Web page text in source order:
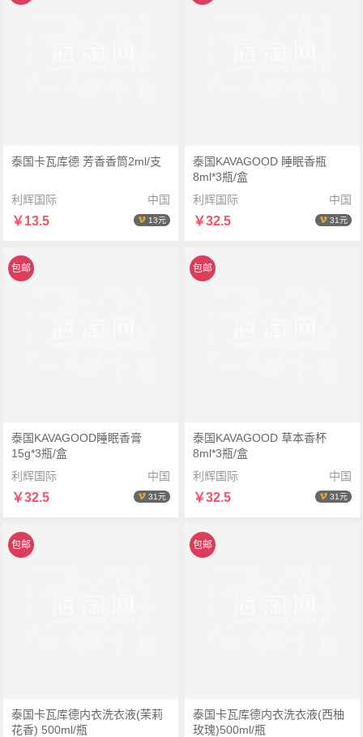
泰国卡瓦库德 芳香香筒2ml/支
利辉国际 中国
￥13.5 13元
泰国KAVAGOOD 睡眠香瓶
8ml*3瓶/盒
利辉国际
中国
￥32.5 31元
包邮
泰国KAVAGOOD睡眠香膏
15g*3瓶/盒
利辉国际
中国
￥32.5 31元
包邮
泰国KAVAGOOD 草本香杯
8ml*3瓶/盒
利辉国际
中国
￥32.5 31元
包邮
泰国卡瓦库德内衣洗衣液(茉莉
花香) 500ml/瓶
包邮
泰国卡瓦库德内衣洗衣液(西柚
玫瑰)500ml/瓶